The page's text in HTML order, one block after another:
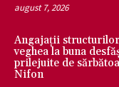
august 7, 2026
Angajații
veghea la buna
prilejuite de
Nifon